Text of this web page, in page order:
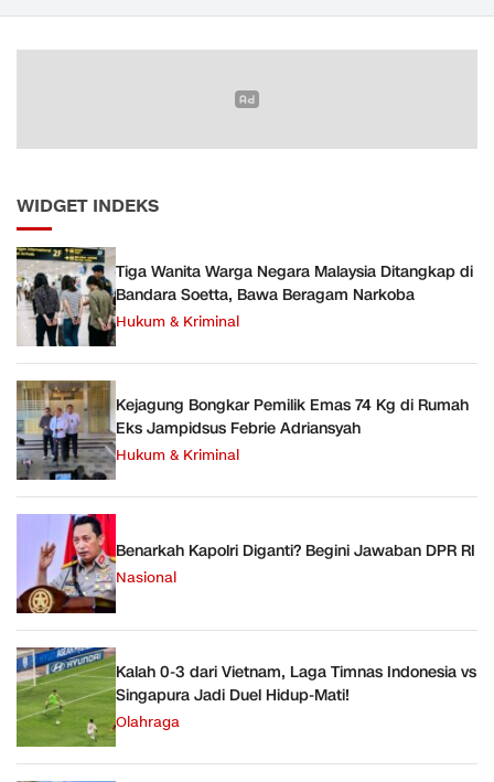
WIDGET INDEKS
Tiga Wanita Warga Negara Malaysia Ditangkap di
Bandara Soetta, Bawa Beragam Narkoba
Hukum & Kriminal
Kejagung Bongkar Pemilik Emas 74 Kg di Rumah
Eks Jampidsus Febrie Adriansyah
Hukum & Kriminal
Benarkah Kapolri Diganti? Begini Jawaban DPR RI
Nasional
Kalah 0-3 dari Vietnam, Laga Timnas Indonesia vs
Singapura Jadi Duel Hidup-Mati!
Olahraga